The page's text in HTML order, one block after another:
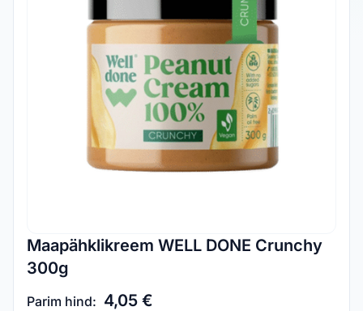
Maapähklikreem WELL DONE Crunchy
300g
Parim hind: 4,05 €